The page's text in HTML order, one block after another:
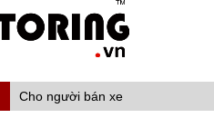
Cho người bán xe